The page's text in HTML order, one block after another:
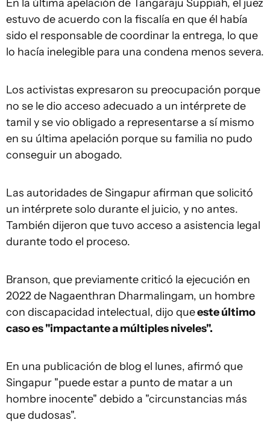
En la última apelación de Tangaraju Suppiah, el juez
estuvo de acuerdo con la fiscalía en que él había
sido el responsable de coordinar la entrega, lo que
lo hacía inelegible para una condena menos severa.
Los activistas expresaron su preocupación porque
no se le dio acceso adecuado a un intérprete de
tamil y se vio obligado a representarse a sí mismo
en su última apelación porque su familia no pudo
conseguir un abogado.
Las autoridades de Singapur afirman que solicitó
un intérprete solo durante el juicio, y no antes.
También dijeron que tuvo acceso a asistencia legal
durante todo el proceso.
Branson, que previamente criticó la ejecución en
2022 de Nagaenthran Dharmalingam, un hombre
con discapacidad intelectual, dijo queeste último
caso es "impactanteamúltiples niveles".
En una publicación de blog el lunes, afirmó que
Singapur "puede estar a punto de matar a un
hombre inocente" debido a "circunstancias más
que dudosas".